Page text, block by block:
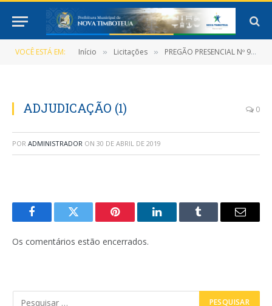
VOCÊ ESTÁ EM: Início » Licitações » PREGÃO PRESENCIAL Nº 9/2019-003-PMNT-PP-SRP (Registro de preços que objetiva a Futura e Eventual Contratação de Pessoa Jurídica para a aquisição de Material de Construção, Elétrico e Hidráulico)
ADJUDICAÇÃO (1) 0
POR ADMINISTRADOR ON 30 DE ABRIL DE 2019
FacebookTwitter Pinterest LinkedInTumblr
E-
Os comentários estão encerrados.